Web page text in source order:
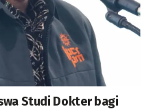
Studi Dokter bagi